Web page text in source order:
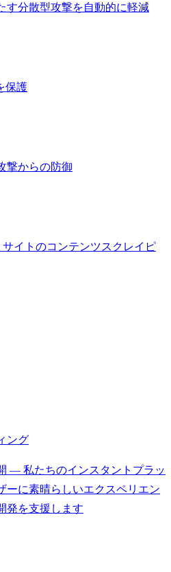
す分散型攻撃を自動的に軽減
保護
撃からの防御
サイトのコンテンツスクレイピ
ング
— 私たちのインスタントプラッ
ーに素晴らしいエクスペリエン
発を支援します